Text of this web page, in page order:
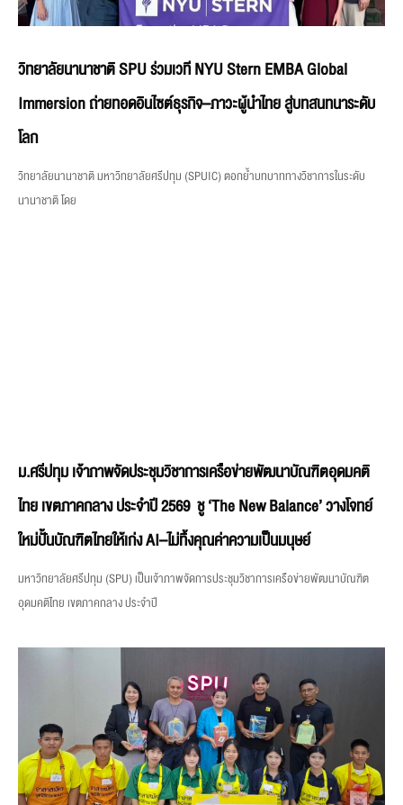
วิทยาลัยนานาชาติ SPU ร่วมเวที NYU Stern EMBA Global
Immersion ถ่ายทอดอินไซต์ธุรกิจ–ภาวะผู้นำไทย สู่บทสนทนาระดับ
โลก
วิทยาลัยนานาชาติ มหาวิทยาลัยศรีปทุม (SPUIC) ตอกย้ำบทบาททางวิชาการในระดับ
นานาชาติ โดย
ม.ศรีปทุม เจ้าภาพจัดประชุมวิชาการเครือข่ายพัฒนาบัณฑิตอุดมคติ
ไทย เขตภาคกลาง ประจำปี 2569 ชู ‘The New Balance’ วางโจทย์
ใหม่ปั้นบัณฑิตไทยให้เก่ง AI–ไม่ทิ้งคุณค่าความเป็นมนุษย์
มหาวิทยาลัยศรีปทุม (SPU) เป็นเจ้าภาพจัดการประชุมวิชาการเครือข่ายพัฒนาบัณฑิต
อุดมคติไทย เขตภาคกลาง ประจำปี